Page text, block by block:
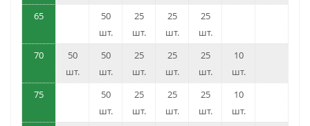
65
50
шт.
25
шт.
25
шт.
25
шт.
70
50
шт.
50
шт.
25
шт.
25
шт.
25
шт.
10
шт.
75
50
шт.
25
шт.
25
шт.
25
шт.
10
шт.